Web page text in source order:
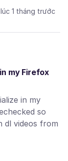
1 tháng trước
my Firefox
in my
so
dl videos from